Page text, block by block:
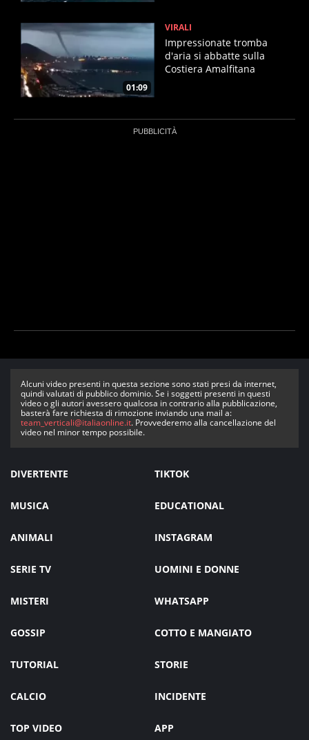
01:09
VIRALI
Impressionate tromba
d'aria si abbatte sulla
Costiera Amalfitana
Alcuni video presenti in questa sezione sono stati presi da internet,
quindi valutati di pubblico dominio. Se i soggetti presenti in questi
video o gli autori avessero qualcosa in contrario alla pubblicazione,
basterà fare richiesta di rimozione inviando una mail a:
team_verticali@italiaonline.it. Provvederemo alla cancellazione del
video nel minor tempo possibile.
DIVERTENTE TIKTOK
MUSICA EDUCATIONAL
ANIMALI INSTAGRAM
SERIE TV UOMINI E DONNE
MISTERI WHATSAPP
GOSSIP COTTO E MANGIATO
TUTORIAL STORIE
CALCIO INCIDENTE
TOP VIDEO APP